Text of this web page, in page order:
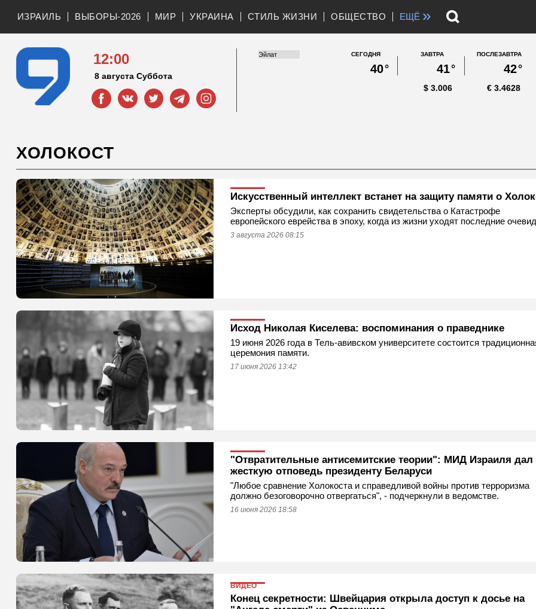
ИЗРАИЛЬ ВЫБОРЫ-2026 МИР УКРАИНА СТИЛЬ ЖИЗНИ ОБЩЕСТВО ЕЩЁ »
12:00
8 августа Суббота
СЕГОДНЯ
40°
ЗАВТРА
41°
ПОСЛЕЗАВТРА
42°
3.006
$ 3.4628
€
ХОЛОКОСТ
Искусственный интеллект встанет на защиту памяти о
Эксперты обсудили, как сохранить свидетельства о Катастрофе
европейского еврейства в эпоху, когда из жизни уходят последние
3 августа 2026 08:15
Исход Николая Киселева: воспоминания о праведнике
19 июня 2026 года в Тель-авивском университете состоится
церемония памяти.
17 июня 2026 13:42
"Отвратительные антисемитские теории": МИД Израиля дал
жесткую отповедь президенту Беларуси
"Любое сравнение Холокоста и справедливой войны против терроризма
должно безоговорочно отвергаться", - подчеркнули в ведомстве.
16 июня 2026 18:58
ВИДЕО
Конец секретности: Швейцария открыла доступ к досье на